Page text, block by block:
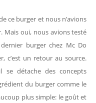
ce burger et nous n’avions
Mais oui, nous avions testé
burger chez Mc Do
c’est un retour au source.
se détache des concepts
du burger comme le
plus simple: le goût et